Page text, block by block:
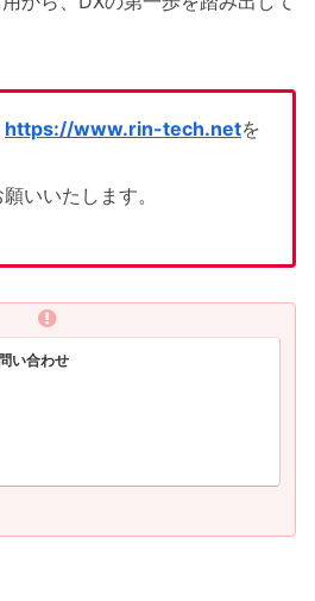
https://www.rin-tech.netを
いいたします。
い合わせ